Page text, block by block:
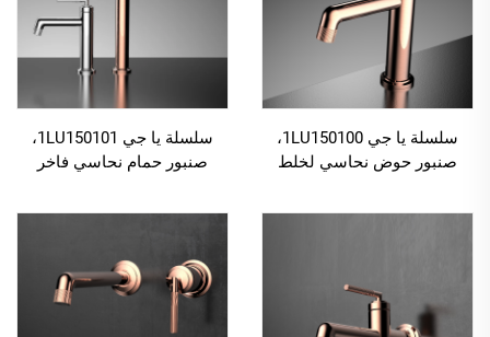
سلسلة يا جي 1LU150100،
صنبور حوض نحاسي لخلط
على السطح بفتحة واحدة
سلسلة يا جي 1LU150101،
صنبور حمام نحاسي فاخر
السطح، مع خلاط ماء بارد